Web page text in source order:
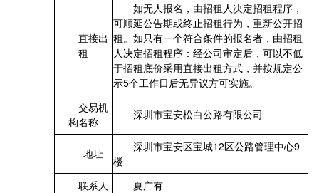
直接出
租
如无人报名，由招租人决定招租程序，
可顺延公告期或终止招租行为，重新公开招
租。如只有一个符合条件的报名者，由招租
人决定招租程序：经公司审定后，可以不低
于招租底价采用直接出租方式，并按规定公
示5个工作日后无异议方可实施。
交易机
构名称
深圳市宝安松白公路有限公司
地址
深圳市宝安区宝城12区公路管理中心9
楼
联系人
夏广有